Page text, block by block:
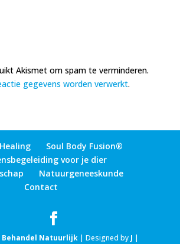
Akismet om spam te verminderen.
gegevens worden verwerkt.
Healing
Soul Body Fusion®
voor je dier
Natuurgeneeskunde
Contact
Behandel Natuurlijk | Designed by J |